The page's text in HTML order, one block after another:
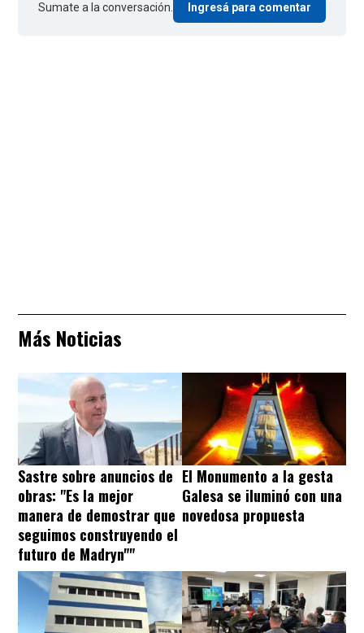
Sumate a la conversación. Ingresá para comentar
Más Noticias
Sastre sobre anuncios de
obras: "Es la mejor
manera de demostrar que
seguimos construyendo el
futuro de Madryn""
El Monumento a la gesta
Galesa se iluminó con una
novedosa propuesta